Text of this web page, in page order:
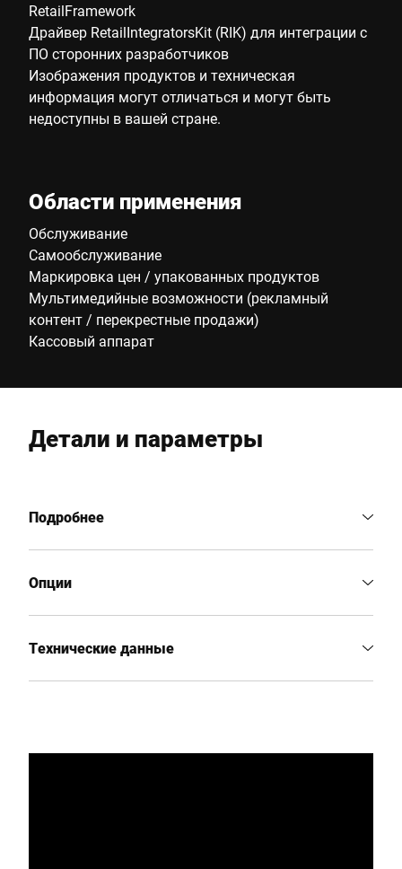
RetailFramework
Драйвер RetailIntegratorsKit (RIK) для интеграции с
ПО сторонних разработчиков
Изображения продуктов и техническая
информация могут отличаться и могут быть
недоступны в вашей стране.
Области применения
Обслуживание
Самообслуживание
Маркировка цен / упакованных продуктов
Мультимедийные возможности (рекламный
контент / перекрестные продажи)
Кассовый аппарат
Детали и параметры
Подробнее
Опции
Технические данные